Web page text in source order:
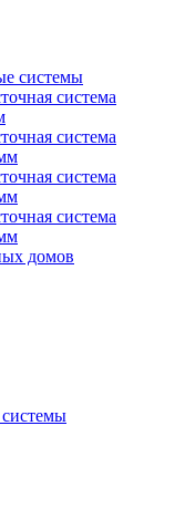
системы
система
система
система
система
домов